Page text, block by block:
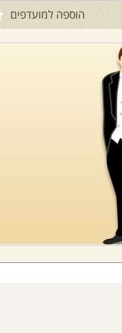
הוספה למועדפים